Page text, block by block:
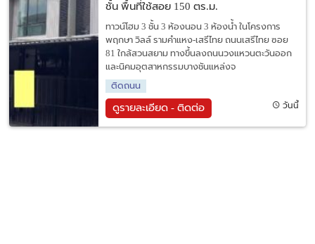
ชั้น พื้นที่ใช้สอย 150 ตร.ม.
ทาวน์โฮม 3 ชั้น 3 ห้องนอน 3 ห้องน้ำ ในโครงการ
พฤกษา วิลล์ รามคำแหง-เสรีไทย ถนนเสรีไทย ซอย
81 ใกล้สวนสยาม ทางขึ้นลงถนนวงแหวนตะวันออก
และนิคมอุตสาหกรรมบางชันแหล่งจ
ติดถนน
ดูรายละเอียด - ติดต่อ วันนี้